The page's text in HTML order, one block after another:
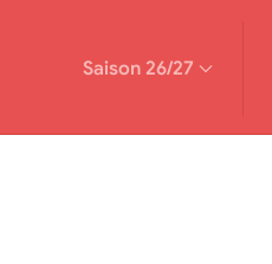
Saison 26/27